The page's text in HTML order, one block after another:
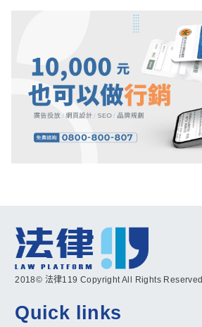
2018© 法律119 Copyright All Rights Reserved
Quick links